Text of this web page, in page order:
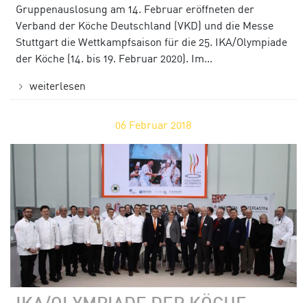
Gruppenauslosung am 14. Februar eröffneten der
Verband der Köche Deutschland (VKD) und die Messe
Stuttgart die Wettkampfsaison für die 25. IKA/Olympiade
der Köche (14. bis 19. Februar 2020). Im...
weiterlesen
06 Februar 2018